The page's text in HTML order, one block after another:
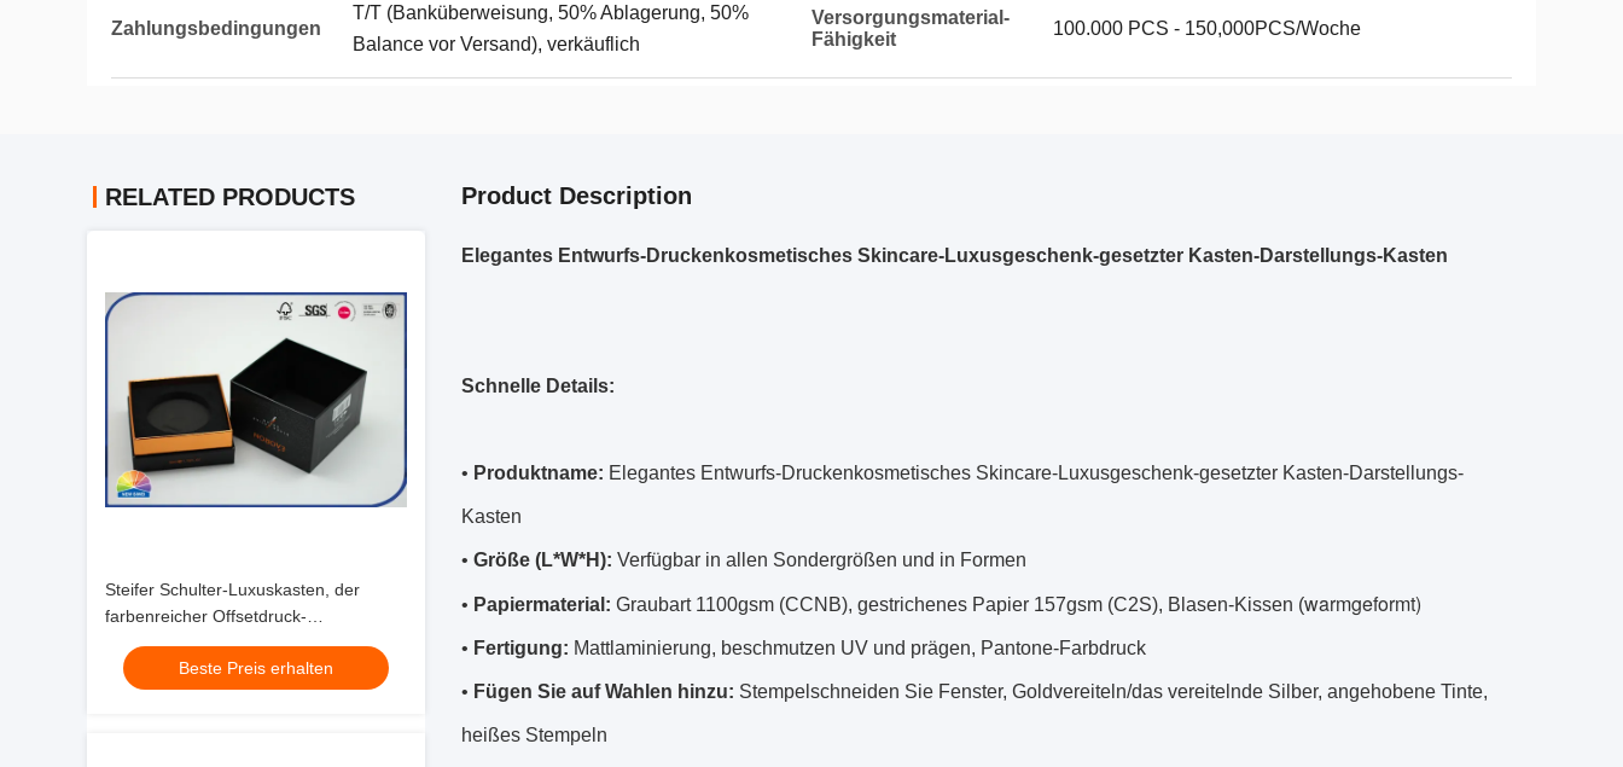
Zahlungsbedingungen
T/T (Banküberweisung, 50% Ablagerung, 50%
Balance vor Versand), verkäuflich
Versorgungsmaterial-
Fähigkeit
100.000 PCS - 150,000PCS/Woche
RELATED PRODUCTS
Steifer Schulter-Luxuskasten, der
farbenreicher Offsetdruck-
kundenspezifisches Funkeln-Vollenden
verpackt
Beste Preis erhalten
Product Description
Elegantes Entwurfs-Druckenkosmetisches Skincare-Luxusgeschenk-gesetzter Kasten-Darstellungs-Kasten
Schnelle Details:
• Produktname: Elegantes Entwurfs-Druckenkosmetisches Skincare-Luxusgeschenk-gesetzter Kasten-Darstellungs-
Kasten
• Größe (L*W*H): Verfügbar in allen Sondergrößen und in Formen
• Papiermaterial: Graubart 1100gsm (CCNB), gestrichenes Papier 157gsm (C2S), Blasen-Kissen (warmgeformt)
• Fertigung: Mattlaminierung, beschmutzen UV und prägen, Pantone-Farbdruck
• Fügen Sie auf Wahlen hinzu: Stempelschneiden Sie Fenster, Goldvereiteln/das vereitelnde Silber, angehobene Tinte,
heißes Stempeln